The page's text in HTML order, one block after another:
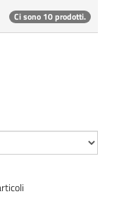
Ci sono 10 prodotti.